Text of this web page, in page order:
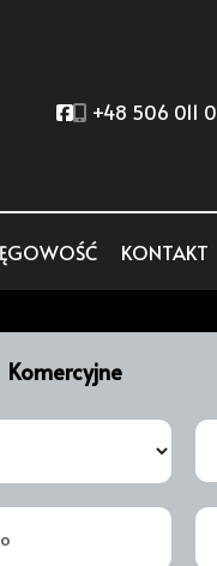
Social link
+48 506 011
KONTAKT
Komercyjne